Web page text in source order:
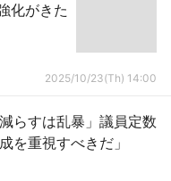
化がきた
2025/10/23(Th) 14:00
らすは乱暴」議員定数
を重視すべきだ」